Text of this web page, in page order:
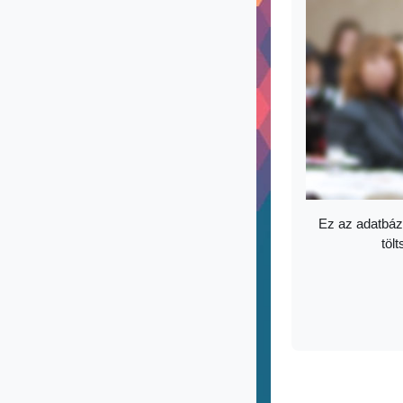
Ez az